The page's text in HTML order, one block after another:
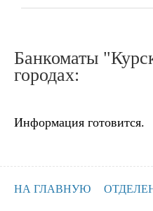
Банкоматы
городах:
Информация готовится.
НА ГЛАВНУЮ